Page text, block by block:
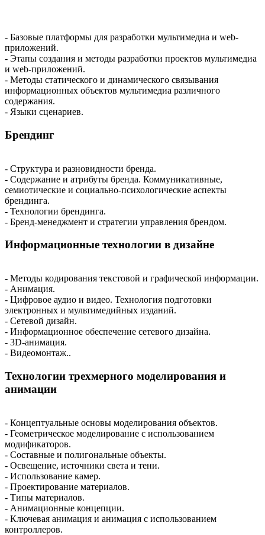
- Базовые платформы для разработки мультимедиа и web-
приложений.
- Этапы создания и методы разработки проектов мультимедиа
и web-приложений.
- Методы статического и динамического связывания
информационных объектов мультимедиа различного
содержания.
- Языки сценариев.
Брендинг
- Структура и разновидности бренда.
- Содержание и атрибуты бренда. Коммуникативные,
семиотические и социально-психологические аспекты
брендинга.
- Технологии брендинга.
- Бренд-менеджмент и стратегии управления брендом.
Информационные технологии в дизайне
- Методы кодирования текстовой и графической информации.
- Анимация.
- Цифровое аудио и видео. Технология подготовки
электронных и мультимедийных изданий.
- Сетевой дизайн.
- Информационное обеспечение сетевого дизайна.
- 3D-анимация.
- Видеомонтаж..
Технологии трехмерного моделирования и
анимации
- Концептуальные основы моделирования объектов.
- Геометрическое моделирование с использованием
модификаторов.
- Составные и полигональные объекты.
- Освещение, источники света и тени.
- Использование камер.
- Проектирование материалов.
- Типы материалов.
- Анимационные концепции.
- Ключевая анимация и анимация с использованием
контроллеров.